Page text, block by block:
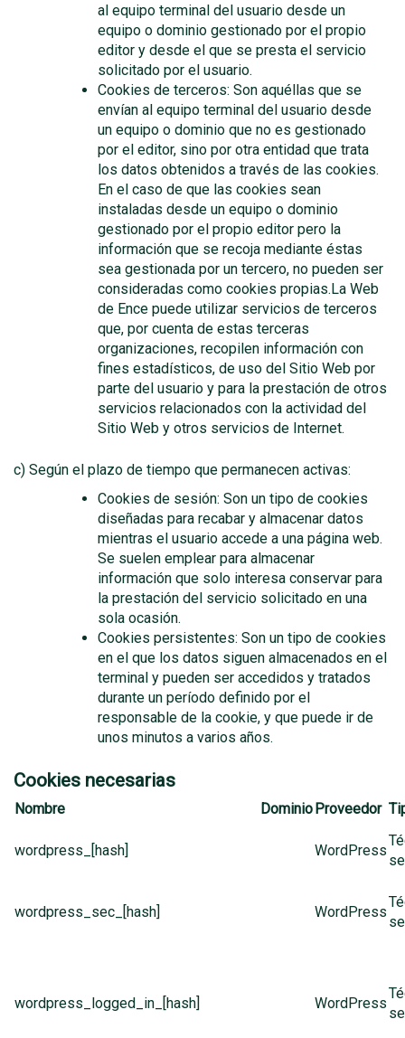
al equipo terminal del usuario desde un
equipo o dominio gestionado por el propio
editor y desde el que se presta el servicio
solicitado por el usuario.
Cookies de terceros: Son aquéllas que se
envían al equipo terminal del usuario desde
un equipo o dominio que no es gestionado
por el editor, sino por otra entidad que trata
los datos obtenidos a través de las cookies.
En el caso de que las cookies sean
instaladas desde un equipo o dominio
gestionado por el propio editor pero la
información que se recoja mediante éstas
sea gestionada por un tercero, no pueden ser
consideradas como cookies propias.La Web
de Ence puede utilizar servicios de terceros
que, por cuenta de estas terceras
organizaciones, recopilen información con
fines estadísticos, de uso del Sitio Web por
parte del usuario y para la prestación de otros
servicios relacionados con la actividad del
Sitio Web y otros servicios de Internet.
c) Según el plazo de tiempo que permanecen activas:
Cookies de sesión: Son un tipo de cookies
diseñadas para recabar y almacenar datos
mientras el usuario accede a una página web.
Se suelen emplear para almacenar
información que solo interesa conservar para
la prestación del servicio solicitado en una
sola ocasión.
Cookies persistentes: Son un tipo de cookies
en el que los datos siguen almacenados en el
terminal y pueden ser accedidos y tratados
durante un período definido por el
responsable de la cookie, y que puede ir de
unos minutos a varios años.
Cookies necesarias
Nombre DominioProveedor
wordpress_[hash] WordPress
wordpress_sec_[hash] WordPress
wordpress_logged_in_[hash] WordPress